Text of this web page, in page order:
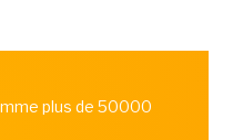
plus de 50000